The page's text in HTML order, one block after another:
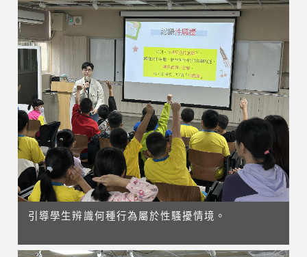
引導學生辨識何種行為屬於性騷擾情境。